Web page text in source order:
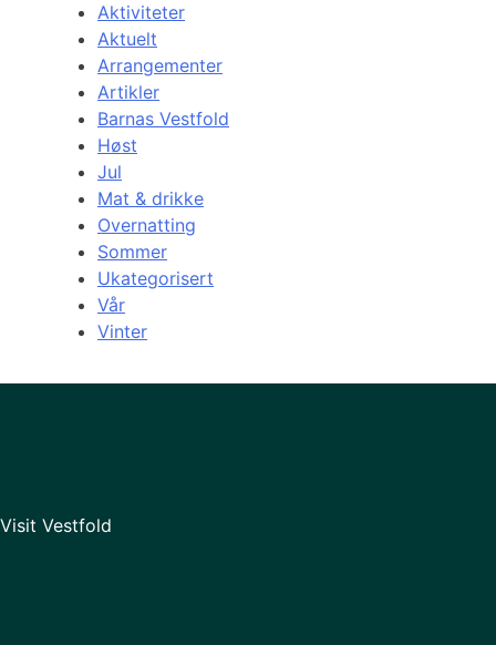
Aktiviteter
Aktuelt
Arrangementer
Artikler
Barnas Vestfold
Høst
Jul
Mat & drikke
Overnatting
Sommer
Ukategorisert
Vår
Vinter
Visit Vestfold